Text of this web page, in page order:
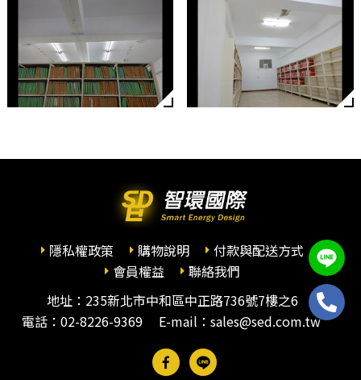
隱私權政策 購物說明
付款與配送方式
會員權益
聯絡我們
地址：235新北市中和區中正路736號7樓之6
電話： 02-8226-9369 E-mail：sales@sed.com.tw